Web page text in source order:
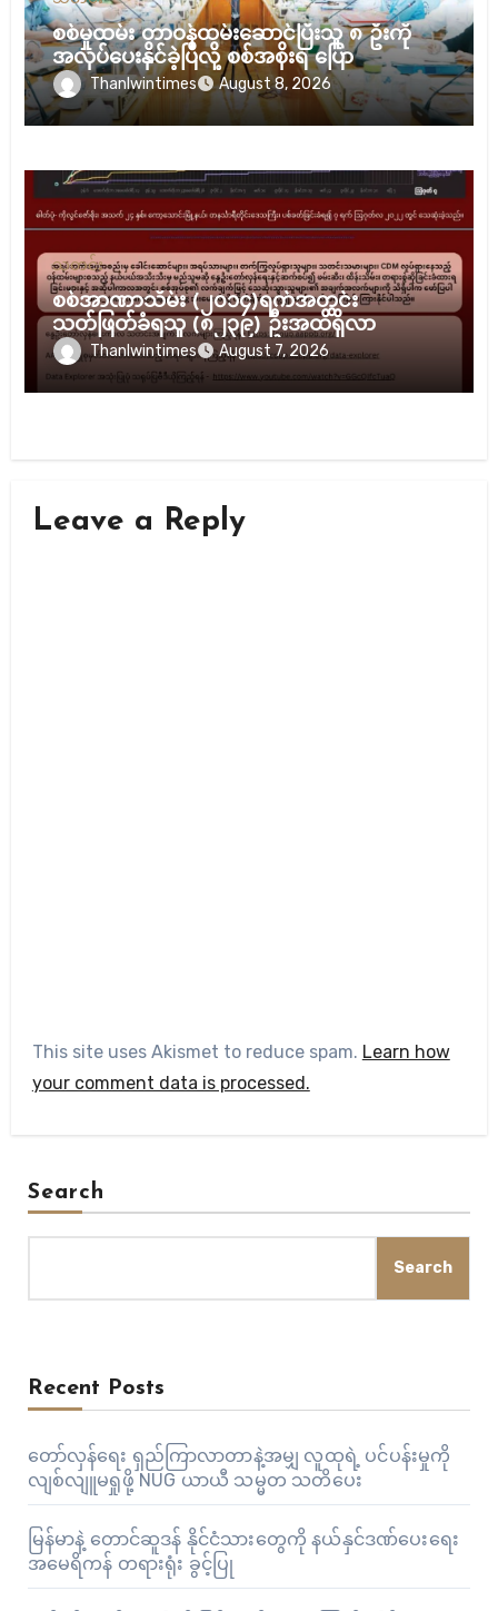
စစ်မှုထမ်း တာဝန်ထမ်းဆောင်ပြီးသူ ၈ ဦးကို
အလုပ်ပေးနိုင်ခဲ့ပြီလို့ စစ်အစိုးရ ပြော
Thanlwintimes August 8, 2026
သတင်း
စစ်အာဏာသိမ်း (၂၀၁၄)ရက်အတွင်း
သတ်ဖြတ်ခံရသူ (၈၂၃၉) ဦးအထိရှိလာ
Thanlwintimes August 7, 2026
Leave a Reply
This site uses Akismet to reduce spam. Learn how
your comment data is processed.
Search
Search
Recent Posts
တော်လှန်ရေး ရှည်ကြာလာတာနဲ့အမျှ လူထုရဲ့ ပင်ပန်းမှုကို
လျစ်လျူမရှုဖို့ NUG ယာယီ သမ္မတ သတိပေး
မြန်မာနဲ့ တောင်ဆူဒန် နိုင်ငံသားတွေကို နယ်နှင်ဒဏ်ပေးရေး
အမေရိကန် တရားရုံး ခွင့်ပြု